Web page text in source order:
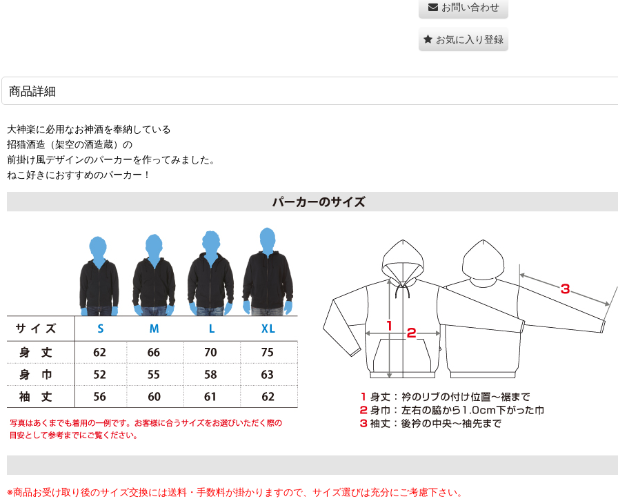
お問い合わせ
お気に入り登録
商品詳細
大神楽に必用なお神酒を奉納している
招猫酒造（架空の酒造蔵）の
前掛け風デザインのパーカーを作ってみました。
ねこ好きにおすすめのパーカー！
※商品お受け取り後のサイズ交換には送料・手数料が掛かりますので、サイズ選びは充分にご考慮下さい。